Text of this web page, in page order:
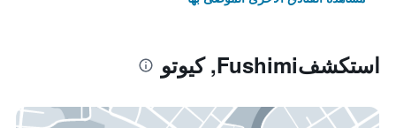
استكشفFushimi, كيوتو